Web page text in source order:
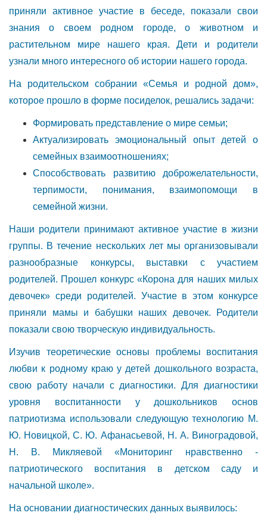
приняли активное участие в беседе, показали свои
знания о своем родном городе, о животном и
растительном мире нашего края. Дети и родители
узнали много интересного об истории нашего города.
На родительском собрании «Семья и родной дом»,
которое прошло в форме посиделок, решались задачи:
Формировать представление о мире семьи;
Актуализировать эмоциональный опыт детей о
семейных взаимоотношениях;
Способствовать развитию доброжелательности,
терпимости, понимания, взаимопомощи в
семейной жизни.
Наши родители принимают активное участие в жизни
группы. В течение нескольких лет мы организовывали
разнообразные конкурсы, выставки с участием
родителей. Прошел конкурс «Корона для наших милых
девочек» среди родителей. Участие в этом конкурсе
приняли мамы и бабушки наших девочек. Родители
показали свою творческую индивидуальность.
Изучив теоретические основы проблемы воспитания
любви к родному краю у детей дошкольного возраста,
свою работу начали с диагностики. Для диагностики
уровня воспитанности у дошкольников основ
патриотизма использовали следующую технологию М.
Ю. Новицкой, С. Ю. Афанасьевой, Н. А. Виноградовой,
Н. В. Микляевой «Мониторинг нравственно -
патриотического воспитания в детском саду и
начальной школе».
На основании диагностических данных выявилось: